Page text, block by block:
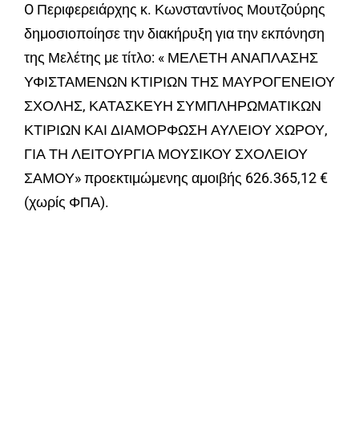
O Περιφερειάρχης κ. Κωνσταντίνος Μουτζούρης
δημοσιοποίησε την διακήρυξη για την εκπόνηση
της Μελέτης με τίτλο: « ΜΕΛΕΤΗ ΑΝΑΠΛΑΣΗΣ
ΥΦΙΣΤΑΜΕΝΩΝ ΚΤΙΡΙΩΝ ΤΗΣ ΜΑΥΡΟΓΕΝΕΙΟΥ
ΣΧΟΛΗΣ, ΚΑΤΑΣΚΕΥΗ ΣΥΜΠΛΗΡΩΜΑΤΙΚΩΝ
ΚΤΙΡΙΩΝ ΚΑΙ ΔΙΑΜΟΡΦΩΣΗ ΑΥΛΕΙΟΥ ΧΩΡΟΥ,
ΓΙΑ ΤΗ ΛΕΙΤΟΥΡΓΙΑ ΜΟΥΣΙΚΟΥ ΣΧΟΛΕΙΟΥ
ΣΑΜΟΥ» προεκτιμώμενης αμοιβής 626.365,12 €
(χωρίς ΦΠΑ).